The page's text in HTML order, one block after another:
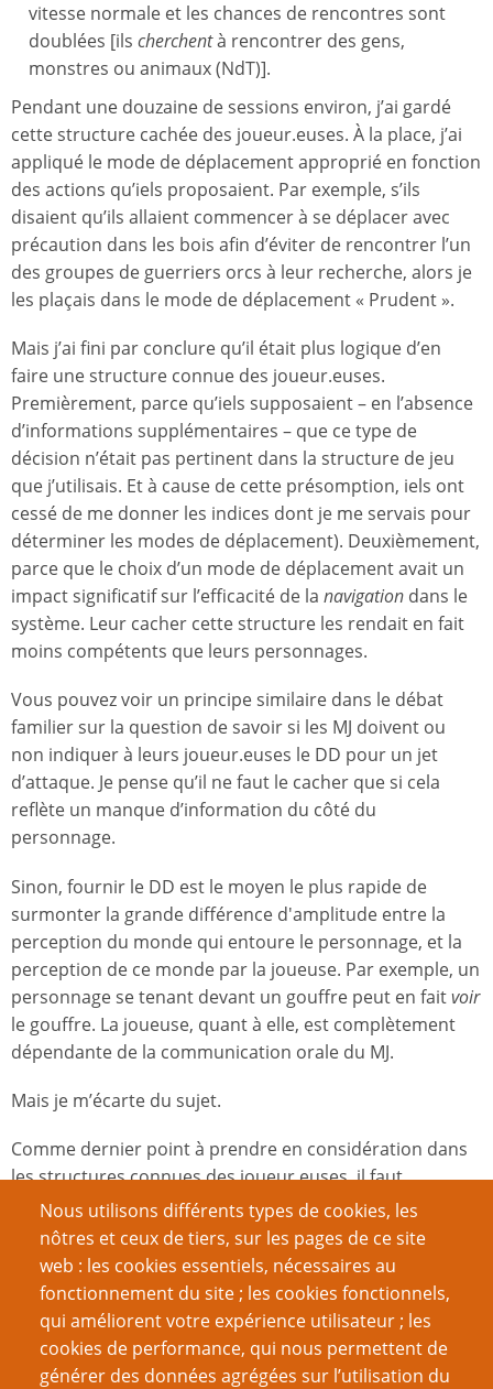
vitesse normale et les chances de rencontres sont
doublées [ils cherchentà rencontrer des gens,
monstres ou animaux (NdT)].
Pendant une douzaine de sessions environ, j’ai gardé
cette structure cachée des joueur.euses. À la place, j’ai
appliqué le mode de déplacement approprié en fonction
des actions qu’iels proposaient. Par exemple, s’ils
disaient qu’ils allaient commencer à se déplacer avec
précaution dans les bois afin d’éviter de rencontrer l’un
des groupes de guerriers orcs à leur recherche, alors je
les plaçais dans le mode de déplacement « Prudent ».
Mais j’ai fini par conclure qu’il était plus logique d’en
faire une structure connue des joueur.euses.
Premièrement, parce qu’iels supposaient – en l’absence
d’informations supplémentaires – que ce type de
décision n’était pas pertinent dans la structure de jeu
que j’utilisais. Et à cause de cette présomption, iels ont
cessé de me donner les indices dont je me servais pour
déterminer les modes de déplacement). Deuxièmement,
parce que le choix d’un mode de déplacement avait un
impact significatif sur l’efficacité de la navigation dans le
système. Leur cacher cette structure les rendait en fait
moins compétents que leurs personnages.
Vous pouvez voir un principe similaire dans le débat
familier sur la question de savoir si les MJ doivent ou
non indiquer à leurs joueur.euses le DD pour un jet
d’attaque. Je pense qu’il ne faut le cacher que si cela
reflète un manque d’information du côté du
personnage.
Sinon, fournir le DD est le moyen le plus rapide de
surmonter la grande différence d'amplitude entre la
perception du monde qui entoure le personnage, et la
perception de ce monde par la joueuse. Par exemple, un
personnage se tenant devant un gouffre peut en faitvoir
le gouffre. La joueuse, quant à elle, est complètement
dépendante de la communication orale du MJ.
Mais je m’écarte du sujet.
Comme dernier point à prendre en considération dans
les structures connues des joueur.euses, il faut
considérer le premier point de contact avec ces
structures. Comme l'écrit Steve Darlington décrit dans
Règles : quel est votre premier point de contact ?
Pour le meilleur ou pour le pire, la plupart des JdR se
partagent entre des périodesfreeform [gérées par les
dialogues et arbitrage du MJ, sans règles (NdT)] et des
Nous utilisons différents types de cookies, les
nôtres et ceux de tiers, sur les pages de ce site
web : les cookies essentiels, nécessaires au
fonctionnement du site ; les cookies fonctionnels,
qui améliorent votre expérience utilisateur ; les
cookies de performance, qui nous permettent de
générer des données agrégées sur l’utilisation du